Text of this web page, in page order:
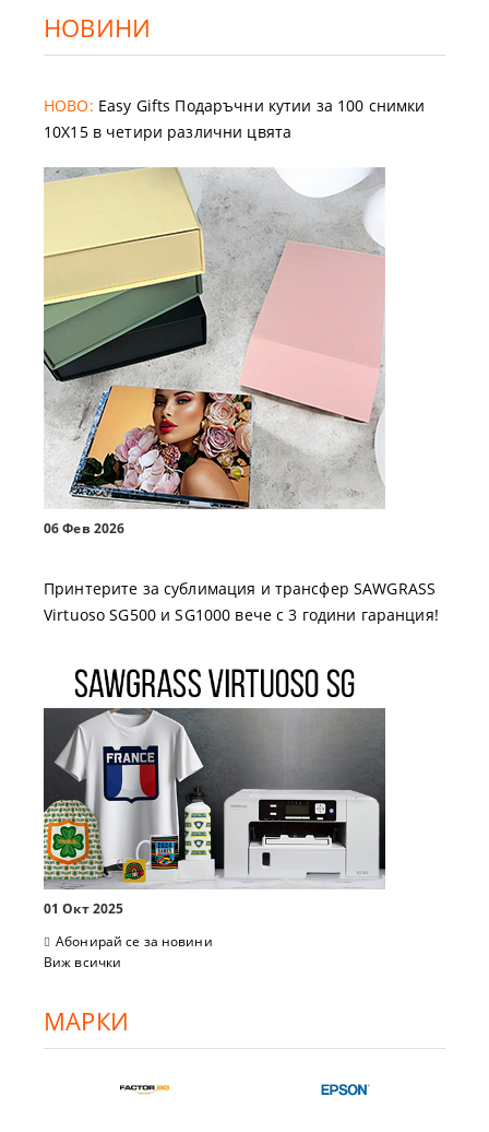
НОВИНИ
НОВО: Easy Gifts Подаръчни кутии за 100 снимки
10X15 в четири различни цвята
06 Фев 2026
Принтерите за сублимация и трансфер SAWGRASS
Virtuoso SG500 и SG1000 вече с 3 години гаранция!
01 Окт 2025
Абонирай се за новини
Виж всички
МАРКИ